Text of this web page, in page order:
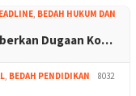
, BEDAH HUKUM DAN
Dugaan Ko…
, BEDAH PENDIDIKAN
8032